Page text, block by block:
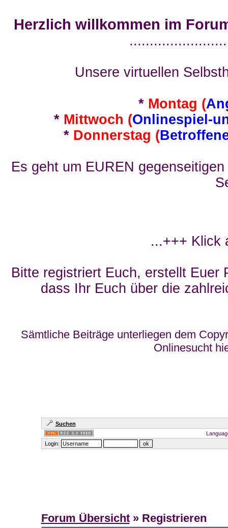
Herzlich willkommen im
Unsere virtuellen
* Montag (
* Mittwoch (Onlinespiel-
* Donnerstag (
Es geht um EUREN
...+++ Klick
Bitte registriert Euch, erstellt Euer
dass Ihr Euch über die
Sämtliche Beiträge unterliegen dem
Onlinesucht
Suchen
Login:
Forum Übersicht» Registrieren